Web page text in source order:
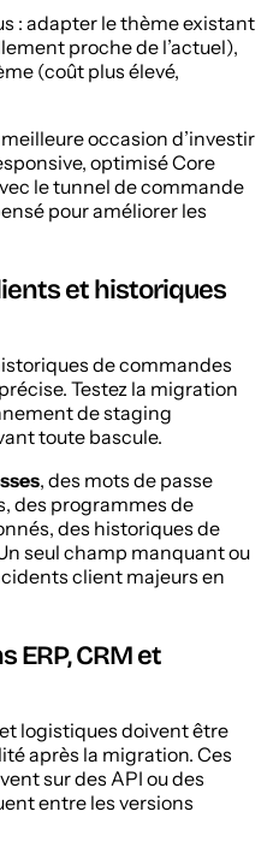
: adapter le thème existant
proche de l’actuel),
(coût plus élevé,
occasion d’investir
optimisé Core
le tunnel de commande
pour améliorer les
et historiques
de commandes
Testez la migration
de staging
toute bascule.
, des mots de passe
des programmes de
des historiques de
seul champ manquant ou
client majeurs en
ERP, CRM et
logistiques doivent être
après la migration. Ces
sur des API ou des
entre les versions